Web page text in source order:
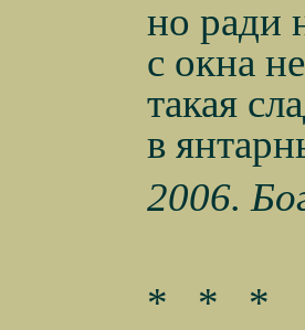
но ради
с окна
такая
в
2006.
* *
*